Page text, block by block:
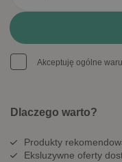
Akceptuję ogólne
Dlaczego warto?
Produkty
Eksluzywne oferty